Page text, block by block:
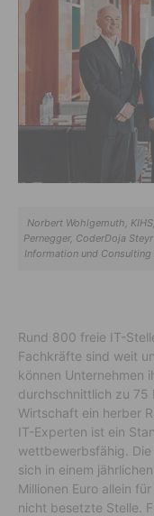
Norbert Wohlgemuth,
Pernegger, CoderDoja
Information und
Rund 800 freie IT-
Fachkräfte sind weit
können Unternehmen
durchschnittlich zu 75
Wirtschaft ein herber
IT-Experten ist ein
wettbewerbsfähig.
sich in einem
Millionen Euro allein
nicht besetzte Stelle.